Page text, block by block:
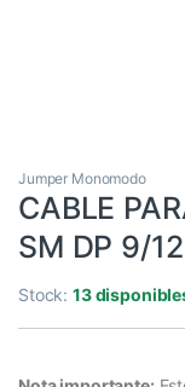
Jumper Monomodo
CABLE
SM DP 9/
Stock:13